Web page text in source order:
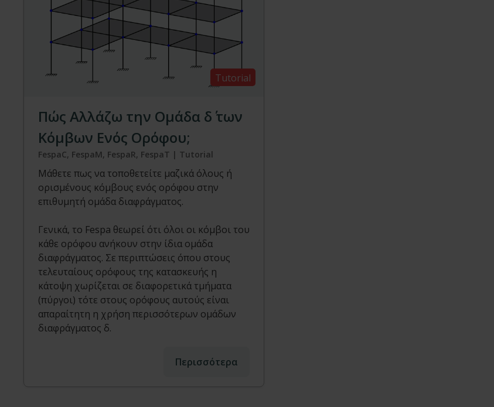
Tutorial
Πώς Αλλάζω την Ομάδα δ΄ των
Κόμβων Ενός Ορόφου;
FespaC, FespaM, FespaR, FespaT | Tutorial
Μάθετε πως να τοποθετείτε μαζικά όλους ή
ορισμένους κόμβους ενός ορόφου στην
επιθυμητή ομάδα διαφράγματος.
Γενικά, το Fespa θεωρεί ότι όλοι οι κόμβοι του
κάθε ορόφου ανήκουν στην ίδια ομάδα
διαφράγματος. Σε περιπτώσεις όπου στους
τελευταίους ορόφους της κατασκευής η
κάτοψη χωρίζεται σε διαφορετικά τμήματα
(πύργοι) τότε στους ορόφους αυτούς είναι
απαραίτητη η χρήση περισσότερων ομάδων
διαφράγματος δ.
Περισσότερα